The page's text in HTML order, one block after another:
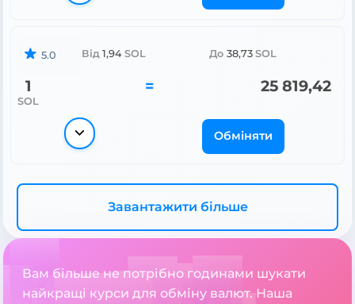
5.0 Від 1,94 SOL До 38,73 SOL
1
SOL
= 25 819,42
Обміняти
Завантажити більше
Вам більше не потрібно годинами шукати
найкращі курси для обміну валют. Наша